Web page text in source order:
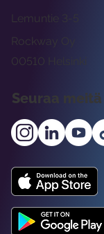
Rockway Oy
Lemuntie 3-5
00510 Helsinki
Seuraa meitä